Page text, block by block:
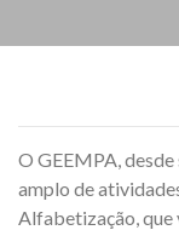
O GEEMPA,
amplo de
Alfabetização, que